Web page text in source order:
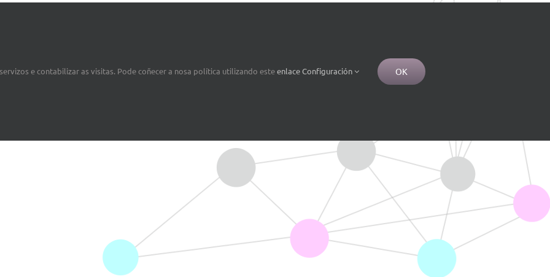
e contabilizar as visitas. Pode coñecer a nosa política utilizando esteenlaceConfiguración OK